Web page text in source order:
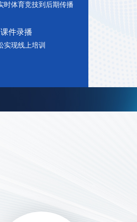
时体育竞技到后期传播
课件录播
实现线上培训